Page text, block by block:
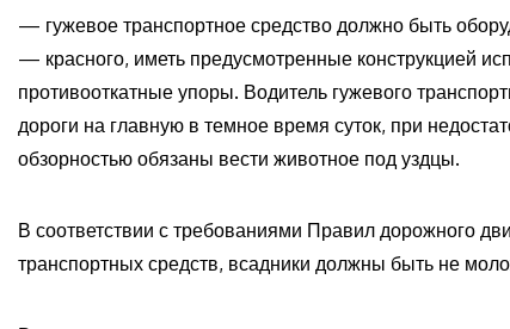
— гужевое транспортное средство должно быть
— красного, иметь предусмотренные конструкцией
противооткатные упоры. Водитель гужевого
дороги на главную в темное время суток, при
обзорностью обязаны вести животное под уздцы.
В соответствии с требованиями Правил дорожного
транспортных средств, всадники должны быть не